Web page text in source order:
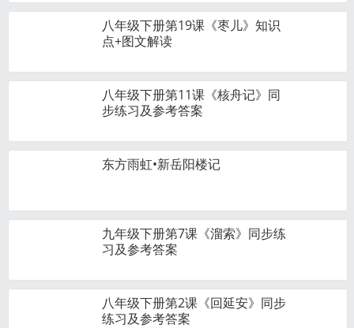
八年级下册第19课《枣儿》知识
点+图文解读
八年级下册第11课《核舟记》同
步练习及参考答案
东方雨虹•新岳阳楼记
九年级下册第7课《溜索》同步练
习及参考答案
八年级下册第2课《回延安》同步
练习及参考答案